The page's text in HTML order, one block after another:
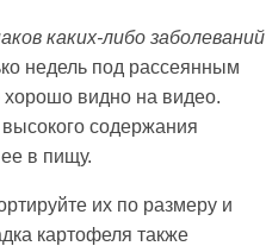
каких-либо заболеваний
недель под рассеянным
хорошо видно на видео.
содержания
в пищу.
их по размеру и
картофеля также